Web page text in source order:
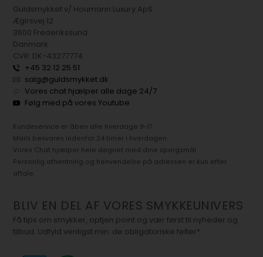
Guldsmykket v/ Houmann Luxury ApS
Ægirsvej 12
3600 Frederikssund
Danmark
CVR: DK-43277774
+45 32 12 25 51
salg@guldsmykket.dk
Vores chat hjælper alle dage 24/7
Følg med på vores Youtube
Kundeservice er åben alle hverdage 9-17.
Mails besvares indenfor 24 timer i hverdagen.
Vores Chat hjælper hele døgnet med dine spørgsmål.
Personlig afhentning og henvendelse på adressen er kun efter
aftale.
BLIV EN DEL AF VORES SMYKKEUNIVERS
Få tips om smykker, optjen point og vær først til nyheder og
tilbud. Udfyld venligst min. de obligatoriske felter*